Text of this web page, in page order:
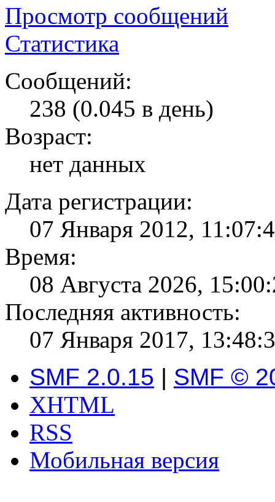
Просмотр сообщений
Статистика
Сообщений:
238 (0.045 в день)
Возраст:
нет данных
Дата регистрации:
07 Января 2012,
Время:
08 Августа 2026,
Последняя активность:
07 Января 2017,
SMF 2.0.15 | SMF ©
XHTML
RSS
Мобильная версия